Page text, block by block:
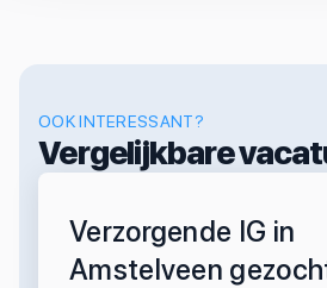
OOK INTERESSANT?
Vergelijkbare
Verzorgende IG in
Amstelveen